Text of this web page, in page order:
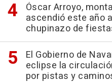
Óscar Arroyo,
ascendió este año
chupinazo de
El Gobierno de
eclipse la
por pistas y